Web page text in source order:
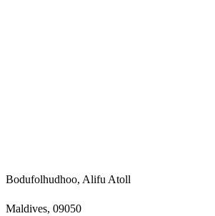
Bodufolhudhoo, Alifu Atoll
Maldives, 09050